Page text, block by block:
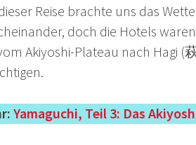
Reise brachte uns das
doch die Hotels
Akiyoshi-Plateau nach Hagi (
Yamaguchi, Teil 3: Das